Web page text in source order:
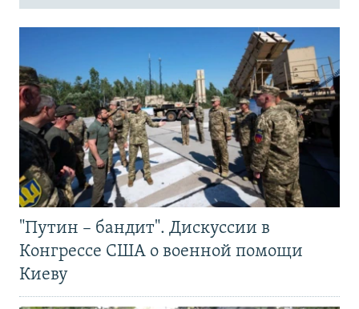
"Путин – бандит". Дискуссии в
Конгрессе США о военной помощи
Киеву